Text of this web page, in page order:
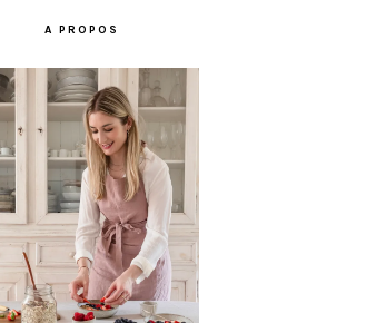
A PROPOS